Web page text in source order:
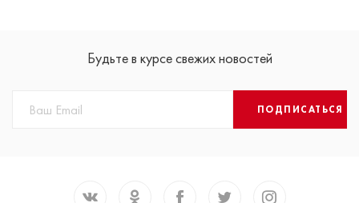
Будьте в курсе свежих новостей
ПОДПИСАТЬСЯ